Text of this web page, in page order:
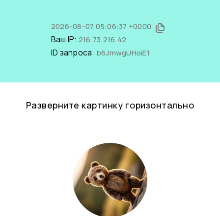
2026-08-07 05:06:37 +0000
Ваш IP: 216.73.216.42
ID запроса: b6JmwgUHoiE1
Разверните картинку горизонтально